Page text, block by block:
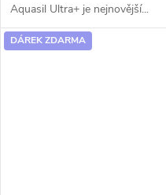
Aquasil Ultra+ je nejnovější...
DÁREK ZDARMA